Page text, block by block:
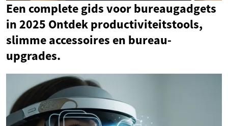
Een complete gids voor bureaugadgets
in 2025 Ontdek productiviteitstools,
slimme accessoires en bureau-
upgrades.